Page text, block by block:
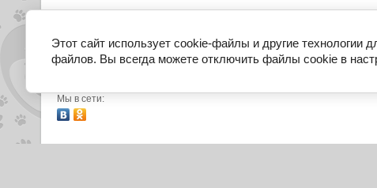
О фонде Реквизиты для помощи Отчеты
Мы в сети:
Этот сайт использует cookie-файлы и другие
файлов. Вы всегда можете отключить файлы cookie в